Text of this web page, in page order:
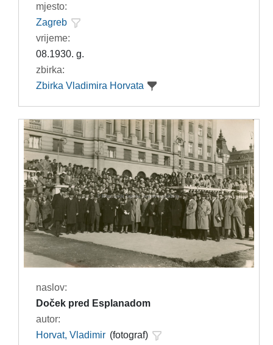
mjesto:
Zagreb
vrijeme:
08.1930. g.
zbirka:
Zbirka Vladimira Horvata
naslov:
Doček pred Esplanadom
autor:
Horvat, Vladimir (fotograf)